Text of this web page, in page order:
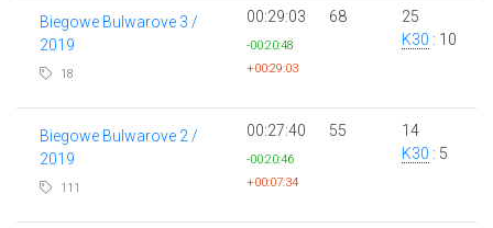
Biegowe Bulwarove 3 /
2019
18
00:29:03
-00:20:48
+00:29:03
68
25
K30 : 10
Biegowe Bulwarove 2 /
2019
111
00:27:40
-00:20:46
+00:07:34
55
14
K30 : 5